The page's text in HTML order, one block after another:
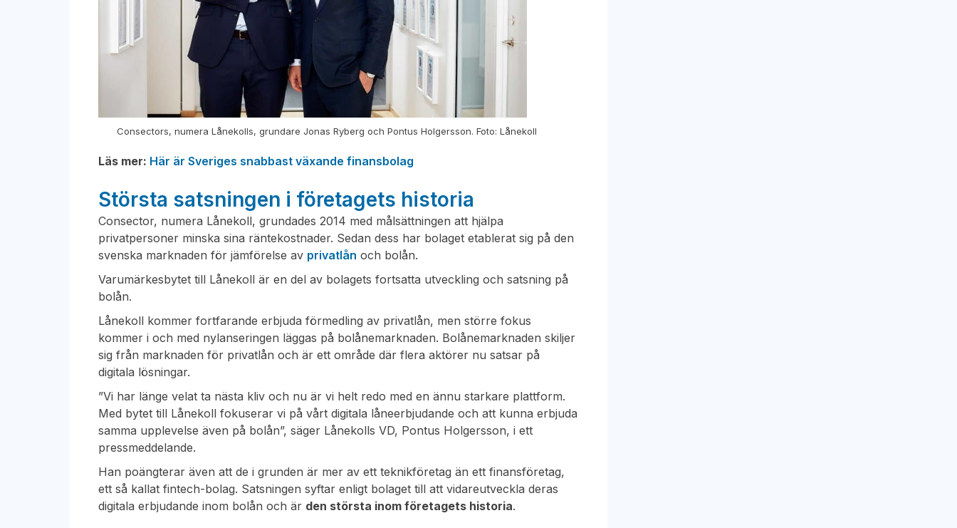
Consectors, numera Lånekolls, grundare Jonas Ryberg och Pontus Holgersson. Foto: Lånekoll
Läs mer: Här är Sveriges snabbast växande finansbolag
Största satsningen i företagets historia
Consector, numera Lånekoll, grundades 2014 med målsättningen att hjälpa
privatpersoner minska sina räntekostnader. Sedan dess har bolaget etablerat sig på den
svenska marknaden för jämförelse av privatlån och bolån.
Varumärkesbytet till Lånekoll är en del av bolagets fortsatta utveckling och satsning på
bolån.
Lånekoll kommer fortfarande erbjuda förmedling av privatlån, men större fokus
kommer i och med nylanseringen läggas på bolånemarknaden. Bolånemarknaden skiljer
sig från marknaden för privatlån och är ett område där flera aktörer nu satsar på
digitala lösningar.
”Vi har länge velat ta nästa kliv och nu är vi helt redo med en ännu starkare plattform.
Med bytet till Lånekoll fokuserar vi på vårt digitala låneerbjudande och att kunna erbjuda
samma upplevelse även på bolån”, säger Lånekolls VD, Pontus Holgersson, i ett
pressmeddelande.
Han poängterar även att de i grunden är mer av ett teknikföretag än ett finansföretag,
ett så kallat fintech-bolag. Satsningen syftar enligt bolaget till att vidareutveckla deras
digitala erbjudande inom bolån och är den största inom företagets historia.